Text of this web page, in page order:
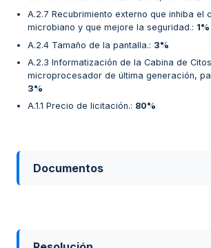
A.2.7 Recubrimiento externo que inhiba el
microbiano y que mejore la seguridad.: 1%
A.2.4 Tamaño de la pantalla.: 3%
A.2.3 Informatización de la Cabina de
microprocesador de última generación,
3%
A.1.1 Precio de licitación.: 80%
Documentos